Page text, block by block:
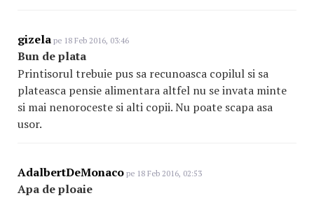
gizela pe 18 Feb 2016, 03:46
Bun de plata
Printisorul trebuie pus sa recunoasca copilul si sa
plateasca pensie alimentara altfel nu se invata minte
si mai nenoroceste si alti copii. Nu poate scapa asa
usor.
AdalbertDeMonaco pe 18 Feb 2016, 02:53
Apa de ploaie